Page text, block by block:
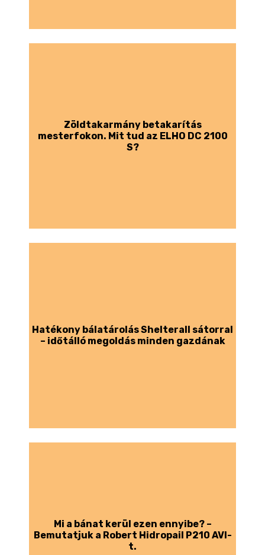
Zöldtakarmány betakarítás
mesterfokon. Mit tud az ELHO DC 2100
S?
Hatékony bálatárolás Shelterall sátorral
– időtálló megoldás minden gazdának
Mi a bánat kerül ezen ennyibe? –
Bemutatjuk a Robert Hidropail P210 AVI-
t.